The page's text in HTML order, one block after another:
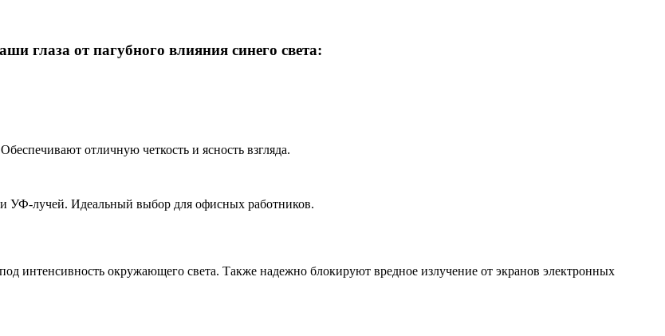
глаза от пагубного влияния синего света:
отличную четкость и ясность взгляда.
УФ-лучей. Идеальный выбор для офисных работников.
интенсивность окружающего света. Также надежно блокируют вредное излучение от экранов электронных